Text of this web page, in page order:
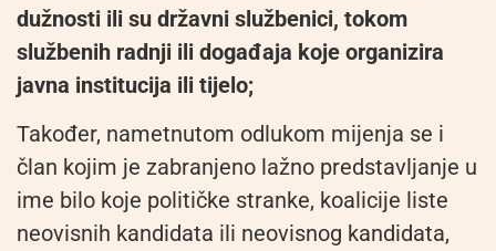
dužnosti ili su državni službenici, tokom
službenih radnji ili događaja koje organizira
javna institucija ili tijelo;
Također, nametnutom odlukom mijenja se i
član kojim je zabranjeno lažno predstavljanje u
ime bilo koje političke stranke, koalicije liste
neovisnih kandidata ili neovisnog kandidata,